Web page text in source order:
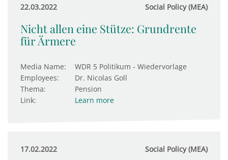
22.03.2022 Social Policy (MEA)
Nicht allen eine Stütze: Grundrente
für Ärmere
Media Name:
WDR 5 Politikum - Wiedervorlage
Employees:
Dr. Nicolas Goll
Thema:
Pension
Link:
Learn more
17.02.2022 Social Policy (MEA)